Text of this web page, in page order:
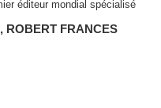
éditeur mondial spécialisé
, ROBERT FRANCES